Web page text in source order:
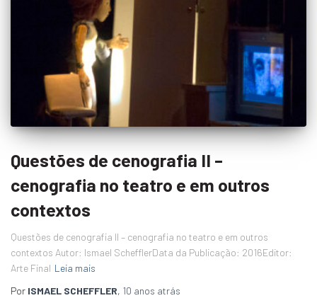
Questões de cenografia II –
cenografia no teatro e em outros
contextos
Questões de cenografia II – cenografia no teatro e em outros
contextos Autor: Ismael SchefflerData da Publicação: 2016Editor:
Arte Final Leia mais
Por ISMAEL SCHEFFLER, 10 anos atrás